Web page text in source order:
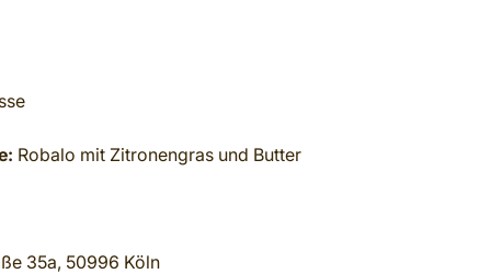
Robalo mit Zitronengras und Butter
35a, 50996 Köln